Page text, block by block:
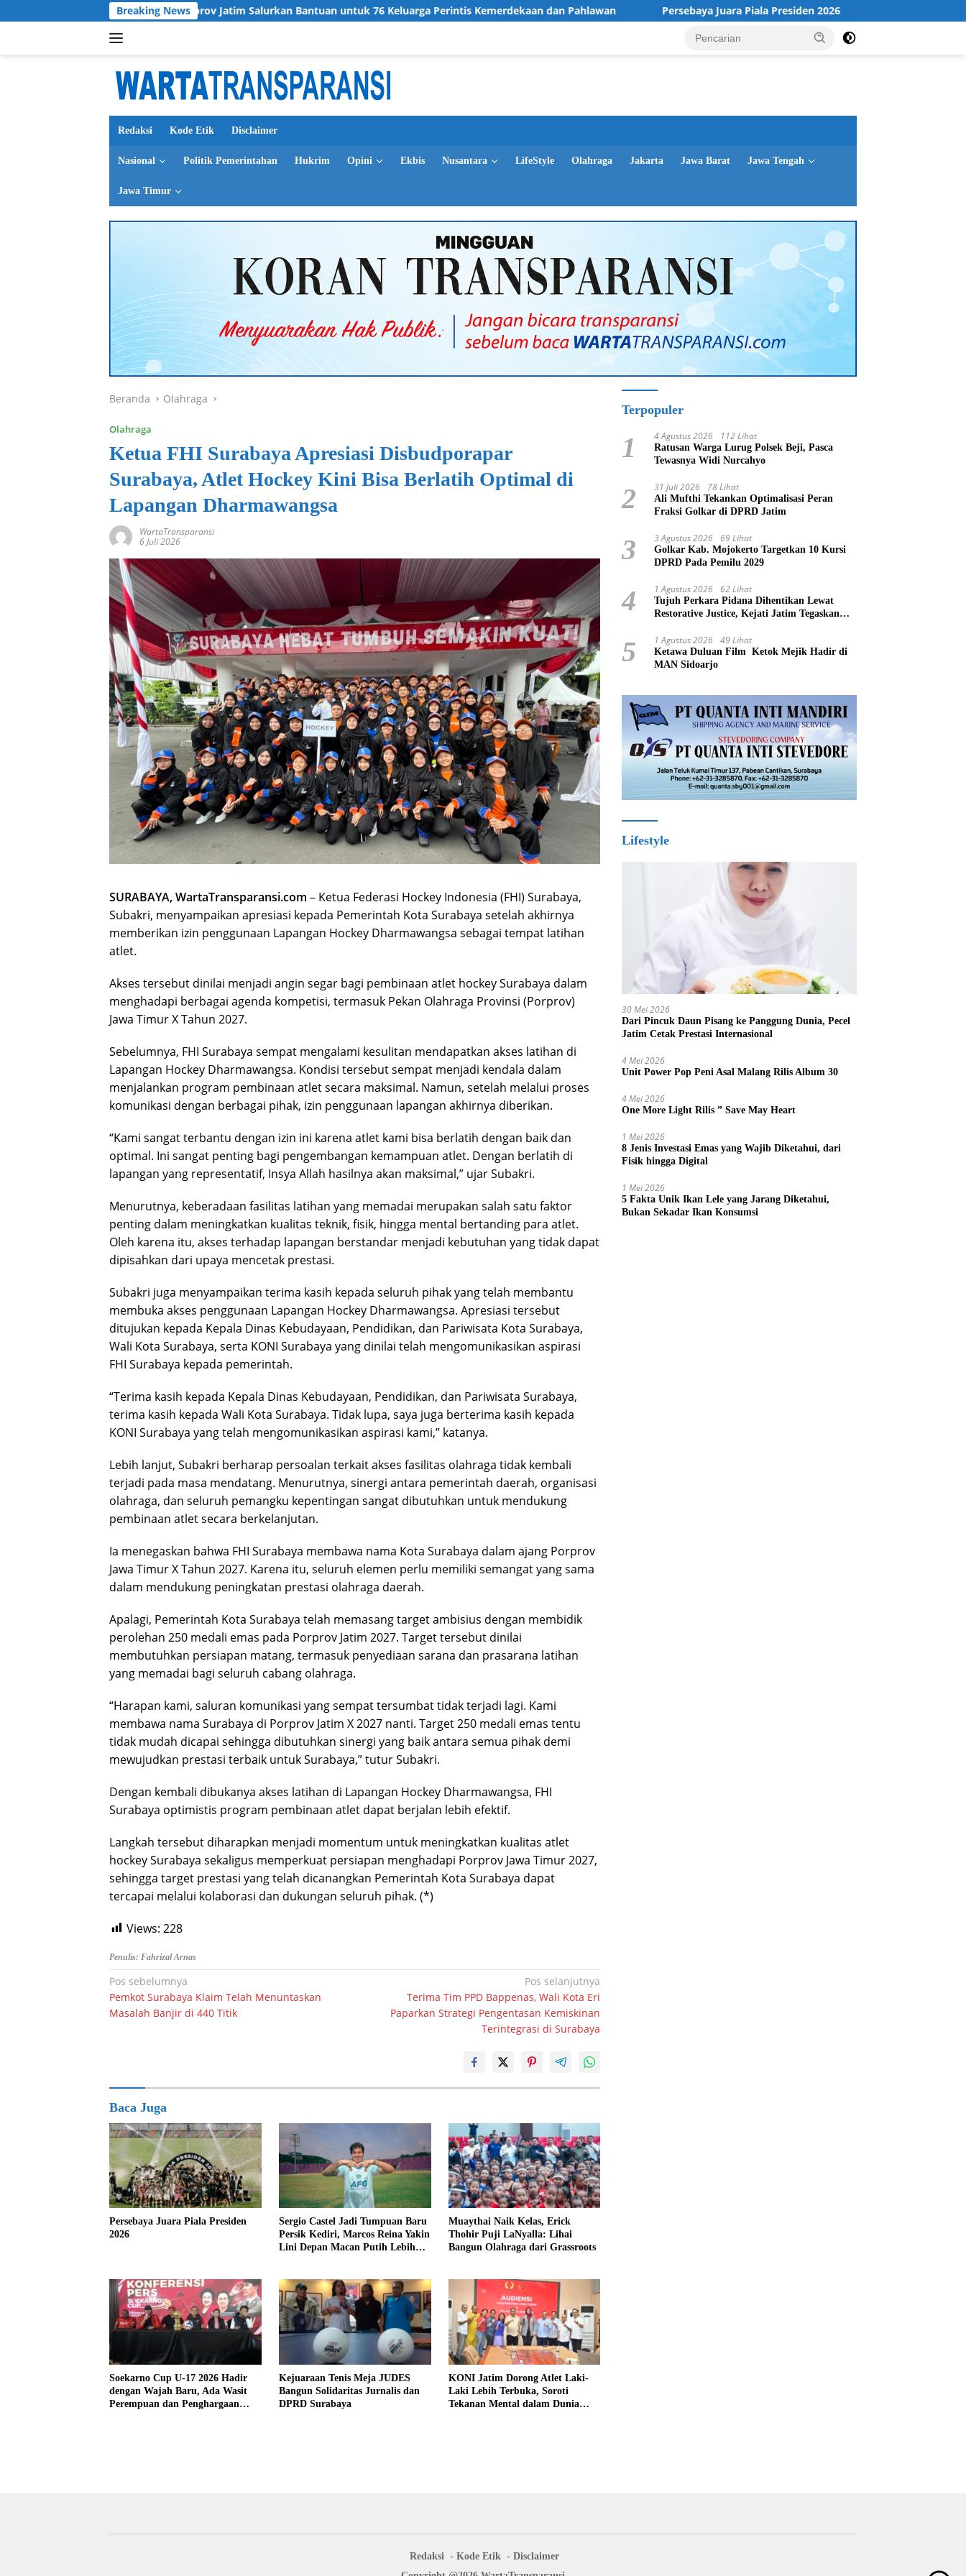
ke
Breaking News
Pemprov Jatim Salurkan Bantuan untuk 76 Keluarga Perintis Kemerdekaan dan Pahlawan Persebaya Juara Piala Presiden 2026 Maksimalkan Layanan
Redaksi Kode Etik Disclaimer
Nasional Politik Pemerintahan Hukrim Opini Ekbis Nusantara LifeStyle Olahraga Jakarta Jawa Barat Jawa Tengah
Jawa Timur
Beranda Olahraga
Olahraga
Ketua FHI Surabaya Apresiasi Disbudporapar
Surabaya, Atlet Hockey Kini Bisa Berlatih Optimal di
Lapangan Dharmawangsa
WartaTransparansi
6 Juli 2026
SURABAYA, WartaTransparansi.com – Ketua Federasi Hockey Indonesia (FHI) Surabaya,
Subakri, menyampaikan apresiasi kepada Pemerintah Kota Surabaya setelah akhirnya
memberikan izin penggunaan Lapangan Hockey Dharmawangsa sebagai tempat latihan
atlet.
Akses tersebut dinilai menjadi angin segar bagi pembinaan atlet hockey Surabaya dalam
menghadapi berbagai agenda kompetisi, termasuk Pekan Olahraga Provinsi (Porprov)
Jawa Timur X Tahun 2027.
Sebelumnya, FHI Surabaya sempat mengalami kesulitan mendapatkan akses latihan di
Lapangan Hockey Dharmawangsa. Kondisi tersebut sempat menjadi kendala dalam
menjalankan program pembinaan atlet secara maksimal. Namun, setelah melalui proses
komunikasi dengan berbagai pihak, izin penggunaan lapangan akhirnya diberikan.
“Kami sangat terbantu dengan izin ini karena atlet kami bisa berlatih dengan baik dan
optimal. Ini sangat penting bagi pengembangan kemampuan atlet. Dengan berlatih di
lapangan yang representatif, Insya Allah hasilnya akan maksimal,” ujar Subakri.
Menurutnya, keberadaan fasilitas latihan yang memadai merupakan salah satu faktor
penting dalam meningkatkan kualitas teknik, fisik, hingga mental bertanding para atlet.
Oleh karena itu, akses terhadap lapangan berstandar menjadi kebutuhan yang tidak dapat
dipisahkan dari upaya mencetak prestasi.
Subakri juga menyampaikan terima kasih kepada seluruh pihak yang telah membantu
membuka akses penggunaan Lapangan Hockey Dharmawangsa. Apresiasi tersebut
ditujukan kepada Kepala Dinas Kebudayaan, Pendidikan, dan Pariwisata Kota Surabaya,
Wali Kota Surabaya, serta KONI Surabaya yang dinilai telah mengomunikasikan aspirasi
FHI Surabaya kepada pemerintah.
“Terima kasih kepada Kepala Dinas Kebudayaan, Pendidikan, dan Pariwisata Surabaya,
terima kasih kepada Wali Kota Surabaya. Tidak lupa, saya juga berterima kasih kepada
KONI Surabaya yang telah mengomunikasikan aspirasi kami,” katanya.
Lebih lanjut, Subakri berharap persoalan terkait akses fasilitas olahraga tidak kembali
terjadi pada masa mendatang. Menurutnya, sinergi antara pemerintah daerah, organisasi
olahraga, dan seluruh pemangku kepentingan sangat dibutuhkan untuk mendukung
pembinaan atlet secara berkelanjutan.
Ia menegaskan bahwa FHI Surabaya membawa nama Kota Surabaya dalam ajang Porprov
Jawa Timur X Tahun 2027. Karena itu, seluruh elemen perlu memiliki semangat yang sama
dalam mendukung peningkatan prestasi olahraga daerah.
Apalagi, Pemerintah Kota Surabaya telah memasang target ambisius dengan membidik
perolehan 250 medali emas pada Porprov Jatim 2027. Target tersebut dinilai
membutuhkan persiapan matang, termasuk penyediaan sarana dan prasarana latihan
yang memadai bagi seluruh cabang olahraga.
“Harapan kami, saluran komunikasi yang sempat tersumbat tidak terjadi lagi. Kami
membawa nama Surabaya di Porprov Jatim X 2027 nanti. Target 250 medali emas tentu
tidak mudah dicapai sehingga dibutuhkan sinergi yang baik antara semua pihak demi
mewujudkan prestasi terbaik untuk Surabaya,” tutur Subakri.
Dengan kembali dibukanya akses latihan di Lapangan Hockey Dharmawangsa, FHI
Surabaya optimistis program pembinaan atlet dapat berjalan lebih efektif.
Langkah tersebut diharapkan menjadi momentum untuk meningkatkan kualitas atlet
hockey Surabaya sekaligus memperkuat persiapan menghadapi Porprov Jawa Timur 2027,
sehingga target prestasi yang telah dicanangkan Pemerintah Kota Surabaya dapat
tercapai melalui kolaborasi dan dukungan seluruh pihak. (*)
Views: 228
Penulis: Fahrizal Arnas
Navigasi
pos
Pos sebelumnya
Pemkot Surabaya Klaim Telah Menuntaskan
Masalah Banjir di 440 Titik
Pos selanjutnya
Terima Tim PPD Bappenas, Wali Kota Eri
Paparkan Strategi Pengentasan Kemiskinan
Terintegrasi di Surabaya
Baca Juga
Persebaya Juara Piala Presiden
2026
Sergio Castel Jadi Tumpuan Baru
Persik Kediri, Marcos Reina Yakin
Lini Depan Macan Putih Lebih
Muaythai Naik Kelas, Erick
Thohir Puji LaNyalla: Lihai
Bangun Olahraga dari Grassroots
Soekarno Cup U-17 2026 Hadir
dengan Wajah Baru, Ada Wasit
Perempuan dan Penghargaan
Kejuaraan Tenis Meja JUDES
Bangun Solidaritas Jurnalis dan
DPRD Surabaya
KONI Jatim Dorong Atlet Laki-
Laki Lebih Terbuka, Soroti
Tekanan Mental dalam Dunia
Terpopuler
1 4 Agustus 2026 112 Lihat
Ratusan Warga Lurug Polsek Beji, Pasca
Tewasnya Widi Nurcahyo
2 31 Juli 2026 78 Lihat
Ali Mufthi Tekankan Optimalisasi Peran
Fraksi Golkar di DPRD Jatim
3 3 Agustus 2026 69 Lihat
Golkar Kab. Mojokerto Targetkan 10 Kursi
DPRD Pada Pemilu 2029
4 1 Agustus 2026 62 Lihat
Tujuh Perkara Pidana Dihentikan Lewat
Restorative Justice, Kejati Jatim Tegaskan
5 1 Agustus 2026 49 Lihat
Ketawa Duluan Film Ketok Mejik Hadir di
MAN Sidoarjo
Lifestyle
30 Mei 2026
Dari Pincuk Daun Pisang ke Panggung Dunia, Pecel
Jatim Cetak Prestasi Internasional
4 Mei 2026
Unit Power Pop Peni Asal Malang Rilis Album 30
4 Mei 2026
One More Light Rilis ” Save May Heart
1 Mei 2026
8 Jenis Investasi Emas yang Wajib Diketahui, dari
Fisik hingga Digital
1 Mei 2026
5 Fakta Unik Ikan Lele yang Jarang Diketahui,
Bukan Sekadar Ikan Konsumsi
Redaksi Kode Etik
Disclaimer